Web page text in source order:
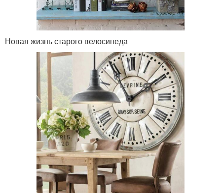
Новая жизнь старого велосипеда